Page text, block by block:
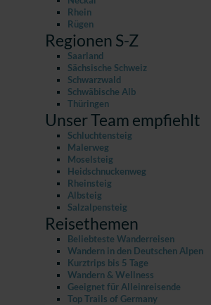
Rhein
Rügen
Regionen S-Z
Saarland
Sächsische Schweiz
Schwarzwald
Schwäbische Alb
Thüringen
Unser Team empfiehlt
Schluchtensteig
Malerweg
Moselsteig
Heidschnuckenweg
Rheinsteig
Albsteig
Salzalpensteig
Reisethemen
Beliebteste Wanderreisen
Wandern in den Deutschen Alpen
Kurztrips bis 5 Tage
Wandern & Wellness
Geeignet für Alleinreisende
Top Trails of Germany